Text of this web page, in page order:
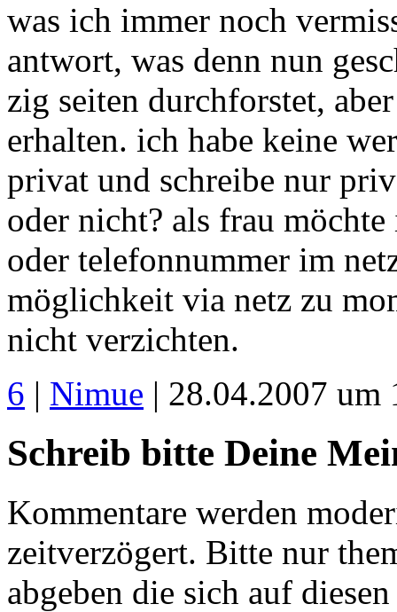
was ich immer noch
antwort, was denn nun
zig seiten durchforstet,
erhalten. ich habe keine
privat und schreibe nur
oder nicht? als frau
oder telefonnummer im
möglichkeit via netz zu
nicht verzichten.
6 | Nimue | 28.04.2007 um
Schreib bitte Deine
Kommentare werden
zeitverzögert. Bitte nur
abgeben die sich auf